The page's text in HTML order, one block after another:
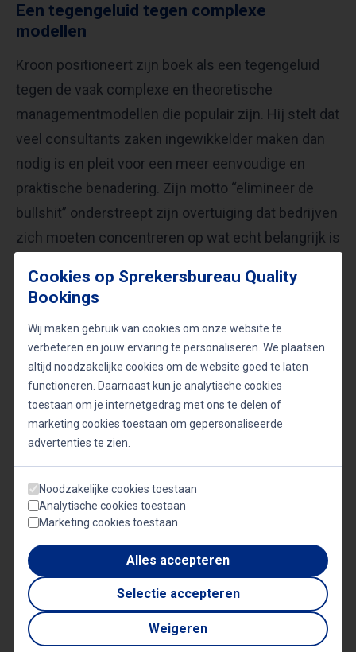
Een tegengeluid tegen complexe
modellen
Kroon positioneert zijn boek als een tegengeluid
tegen de vaak complexe en theoretische
managementmodellen die populair zijn. Hij stelt dat
veel consultants zaken ingewikkelder maken dan
nodig is en pleit voor een meer eenvoudige en
praktische benadering. Zijn motto “elimineer de
bullshit” onderstreept zijn overtuiging dat bedrijven
zich moeten concentreren op wat echt belangrijk is
Naast zijn boek werkt Kroon aan diverse projecten,
zoals het ontwikkelen van een managementgame
en het geven van theatercolleges. Hij blijft
bedrijven uitdagen en inspireren met zijn unieke
perspectief en aanpak.
Gerelateerde sprekers
JAN-JOOST KROON
Van Capo tot Ceo
Cookies op Sprekersbureau Quality
Bookings
Wij maken gebruik van cookies om onze website te
verbeteren en jouw ervaring te personaliseren. We plaatsen
altijd noodzakelijke cookies om de website goed te laten
functioneren. Daarnaast kun je analytische cookies
toestaan om je internetgedrag met ons te delen of
marketing cookies toestaan om gepersonaliseerde
advertenties te zien.
Noodzakelijke cookies toestaan
Analytische cookies toestaan
Marketing cookies toestaan
Alles accepteren
Selectie accepteren
Weigeren